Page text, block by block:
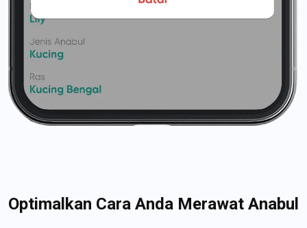
Optimalkan Cara Anda Merawat Anabul